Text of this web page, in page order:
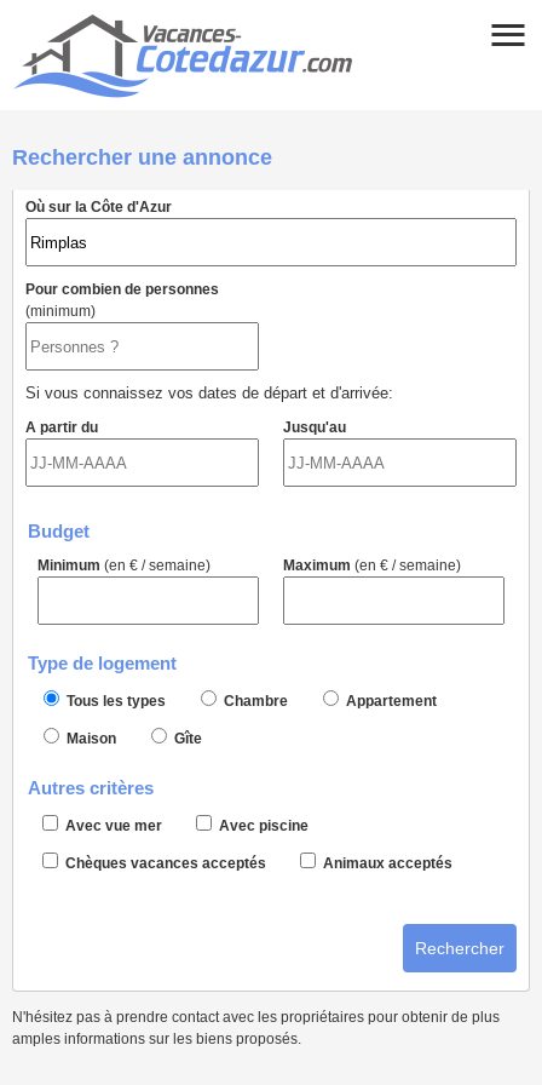
Rechercher une annonce
Où sur la Côte d'Azur
Pour combien de personnes
(minimum)
Si vous connaissez vos dates de départ et d'arrivée:
A partir du Jusqu'au
Budget
Minimum (en € / semaine) Maximum (en € / semaine)
Type de logement
Tous les types Chambre Appartement
Maison Gîte
Autres critères
Avec vue mer Avec piscine
Chèques vacances acceptés Animaux acceptés
Rechercher
N'hésitez pas à prendre contact avec les propriétaires pour obtenir de plus
amples informations sur les biens proposés.